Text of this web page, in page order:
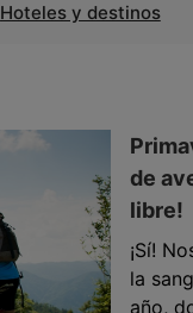
Hoteles y destinos
de
libre!
¡Sí!
la
año,